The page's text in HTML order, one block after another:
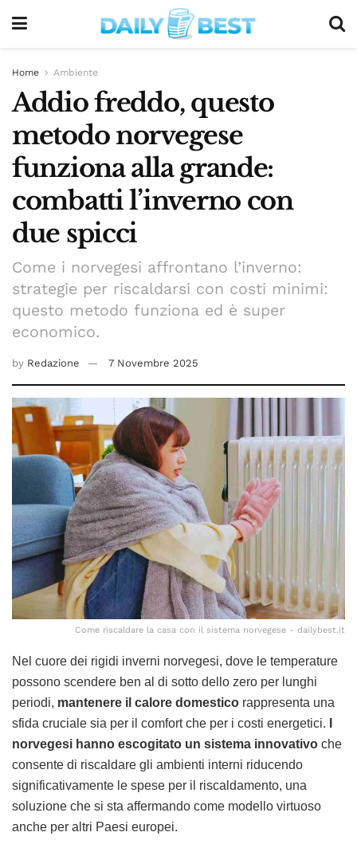
Home Ambiente
Addio freddo, questo
metodo norvegese
funziona alla grande:
combatti l’inverno con
due spicci
Come i norvegesi affrontano l’inverno:
strategie per riscaldarsi con costi minimi:
questo metodo funziona ed è super
economico.
by Redazione 7 Novembre 2025
Come riscaldare la casa con il sistema norvegese - dailybest.it
Nel cuore dei rigidi inverni norvegesi, dove le temperature
possono scendere ben al di sotto dello zero per lunghi
periodi, mantenere il calore domestico rappresenta una
sfida cruciale sia per il comfort che per i costi energetici.
norvegesi hanno escogitato un sistema innovativo che
consente di riscaldare gli ambienti interni riducendo
significativamente le spese per il riscaldamento, una
soluzione che si sta affermando come modello virtuoso
anche per altri Paesi europei.